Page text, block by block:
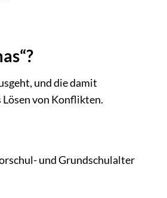
und die damit
von Konflikten.
und Grundschulalter